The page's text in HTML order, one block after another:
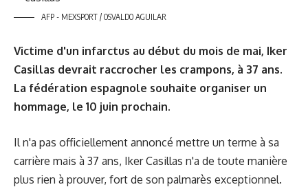
AFP - MEXSPORT / OSVALDO AGUILAR
Victime d'un infarctus au début du mois de mai, Iker
Casillas devrait raccrocher les crampons, à 37 ans.
La fédération espagnole souhaite organiser un
hommage, le 10 juin prochain.
Il n'a pas officiellement annoncé mettre un terme à sa
carrière mais à 37 ans, Iker Casillas n'a de toute manière
plus rien à prouver, fort de son palmarès exceptionnel.